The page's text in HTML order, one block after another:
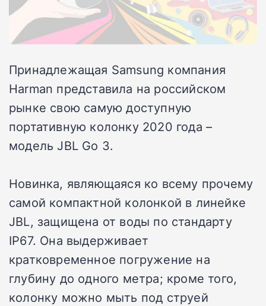
Принадлежащая Samsung компания
Harman представила на российском
рынке свою самую доступную
портативную колонку 2020 года –
модель JBL Go 3.
Новинка, являющаяся ко всему прочему
самой компактной колонкой в линейке
JBL, защищена от воды по стандарту
IP67. Она выдерживает
кратковременное погружение на
глубину до одного метра; кроме того,
колонку можно мыть под струей